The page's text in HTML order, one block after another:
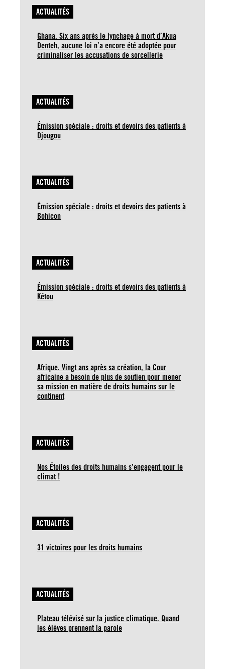
ACTUALITÉS
Ghana. Six ans après le lynchage à mort d’Akua
Denteh, aucune loi n’a encore été adoptée pour
criminaliser les accusations de sorcellerie
ACTUALITÉS
Émission spéciale : droits et devoirs des patients à
Djougou
ACTUALITÉS
Émission spéciale : droits et devoirs des patients à
Bohicon
ACTUALITÉS
Émission spéciale : droits et devoirs des patients à
Kétou
ACTUALITÉS
Afrique. Vingt ans après sa création, la Cour
africaine a besoin de plus de soutien pour mener
sa mission en matière de droits humains sur le
continent
ACTUALITÉS
Nos Étoiles des droits humains s’engagent pour le
climat !
ACTUALITÉS
31 victoires pour les droits humains
ACTUALITÉS
Plateau télévisé sur la justice climatique. Quand
les élèves prennent la parole